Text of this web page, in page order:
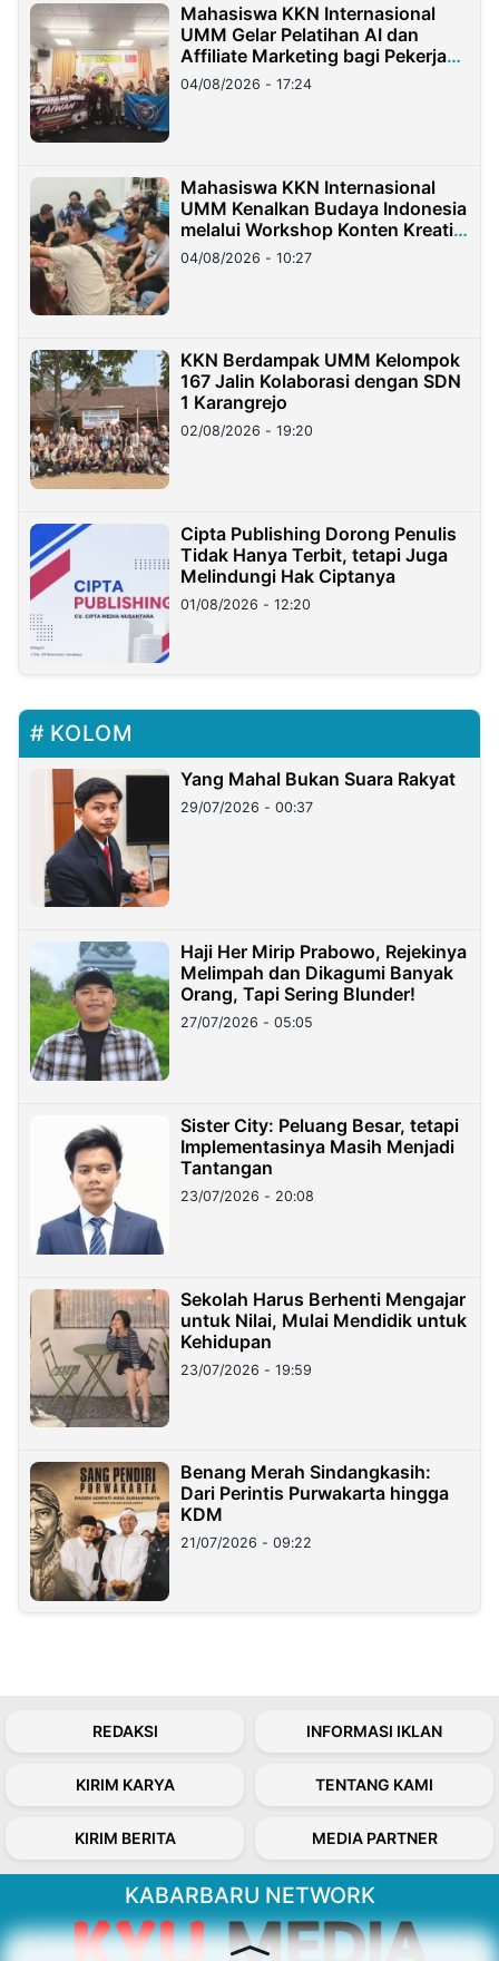
Mahasiswa KKN Internasional
UMM Gelar Pelatihan AI dan
Affiliate Marketing bagi Pekerja
Migran Indonesia di Taiwan
04/08/2026 - 17:24
Mahasiswa KKN Internasional
UMM Kenalkan Budaya Indonesia
melalui Workshop Konten Kreatif
di Taiwan
04/08/2026 - 10:27
KKN Berdampak UMM Kelompok
167 Jalin Kolaborasi dengan SDN
1 Karangrejo
02/08/2026 - 19:20
Cipta Publishing Dorong Penulis
Tidak Hanya Terbit, tetapi Juga
Melindungi Hak Ciptanya
01/08/2026 - 12:20
KOLOM
Yang Mahal Bukan Suara Rakyat
29/07/2026 - 00:37
Haji Her Mirip Prabowo, Rejekinya
Melimpah dan Dikagumi Banyak
Orang, Tapi Sering Blunder!
27/07/2026 - 05:05
Sister City: Peluang Besar, tetapi
Implementasinya Masih Menjadi
Tantangan
23/07/2026 - 20:08
Sekolah Harus Berhenti Mengajar
untuk Nilai, Mulai Mendidik untuk
Kehidupan
23/07/2026 - 19:59
Benang Merah Sindangkasih:
Dari Perintis Purwakarta hingga
KDM
21/07/2026 - 09:22
REDAKSI INFORMASI IKLAN
KIRIM KARYA TENTANG KAMI
KIRIM BERITA MEDIA PARTNER
KABARBARU NETWORK